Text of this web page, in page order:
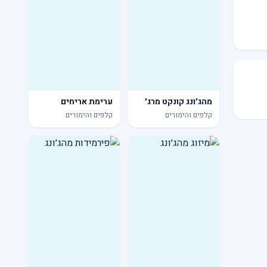
מהג׳ונג קונקט מרג׳
קלפים והימורים
ערימת אריחים
קלפים והימורים